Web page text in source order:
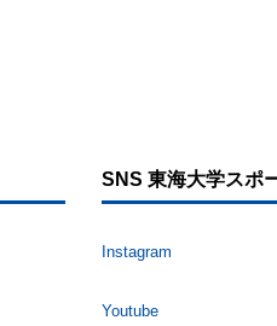
SNS 東海大学スポ
Instagram
Youtube